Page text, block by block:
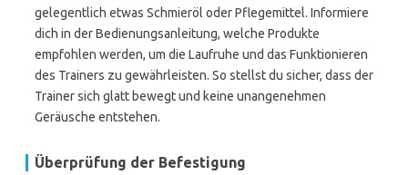
gelegentlich etwas Schmieröl oder Pflegemittel. Informiere
dich in der Bedienungsanleitung, welche Produkte
empfohlen werden, um die Laufruhe und das Funktionieren
des Trainers zu gewährleisten. So stellst du sicher, dass der
Trainer sich glatt bewegt und keine unangenehmen
Geräusche entstehen.
Überprüfung der Befestigung